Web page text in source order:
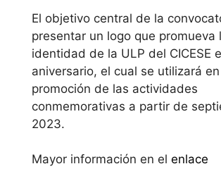
El objetivo central de la
presentar un logo que promueva
identidad de la ULP del CICESE
aniversario, el cual se utilizará
promoción de las actividades
conmemorativas a partir de
2023.
Mayor información en el enlace